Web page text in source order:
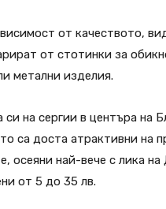
от качеството,
от стотинки за
метални изделия.
на сергии в центъра на
са доста атрактивни на
осеяни най-вече с лика
от 5 до 35 лв.